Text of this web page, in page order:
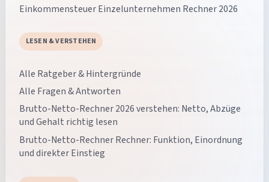
Einkommensteuer Einzelunternehmen Rechner 2026
LESEN & VERSTEHEN
Alle Ratgeber & Hintergründe
Alle Fragen & Antworten
Brutto-Netto-Rechner 2026 verstehen: Netto, Abzüge
und Gehalt richtig lesen
Brutto-Netto-Rechner Rechner: Funktion, Einordnung
und direkter Einstieg